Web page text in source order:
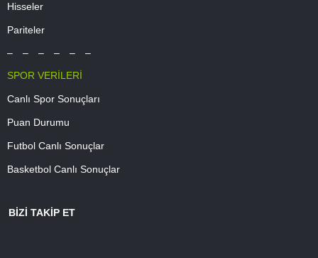
Hisseler
Pariteler
– – – – – –
SPOR VERİLERİ
Canlı Spor Sonuçları
Puan Durumu
Futbol Canlı Sonuçlar
Basketbol Canlı Sonuçlar
BİZİ TAKİP ET